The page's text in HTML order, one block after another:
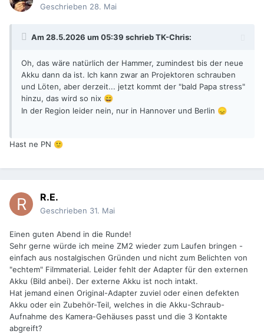
Geschrieben 28. Mai
Am 28.5.2026 um 05:39 schriebTK-Chris:
Oh, das wäre natürlich der Hammer, zumindest bis der neue
Akku dann da ist. Ich kann zwar an Projektoren schrauben
und Löten, aber derzeit... jetzt kommt der "bald Papa stress"
hinzu, das wird so nix 😄
In der Region leider nein, nur in Hannover und Berlin 😞
Hast ne PN 🙂
R.E.
Geschrieben 31. Mai
Einen guten Abend in die Runde!
Sehr gerne würde ich meine ZM2 wieder zum Laufen bringen -
einfach aus nostalgischen Gründen und nicht zum Belichten von
"echtem" Filmmaterial. Leider fehlt der Adapter für den externen
Akku (Bild anbei). Der externe Akku ist noch intakt.
Hat jemand einen Original-Adapter zuviel oder einen defekten
Akku oder ein Zubehör-Teil, welches in die Akku-Schraub-
Aufnahme des Kamera-Gehäuses passt und die 3 Kontakte
abgreift?